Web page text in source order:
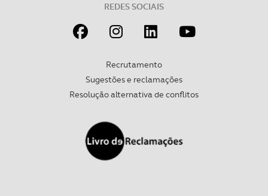
REDES SOCIAIS
Recrutamento
Sugestões e reclamações
Resolução alternativa de conflitos